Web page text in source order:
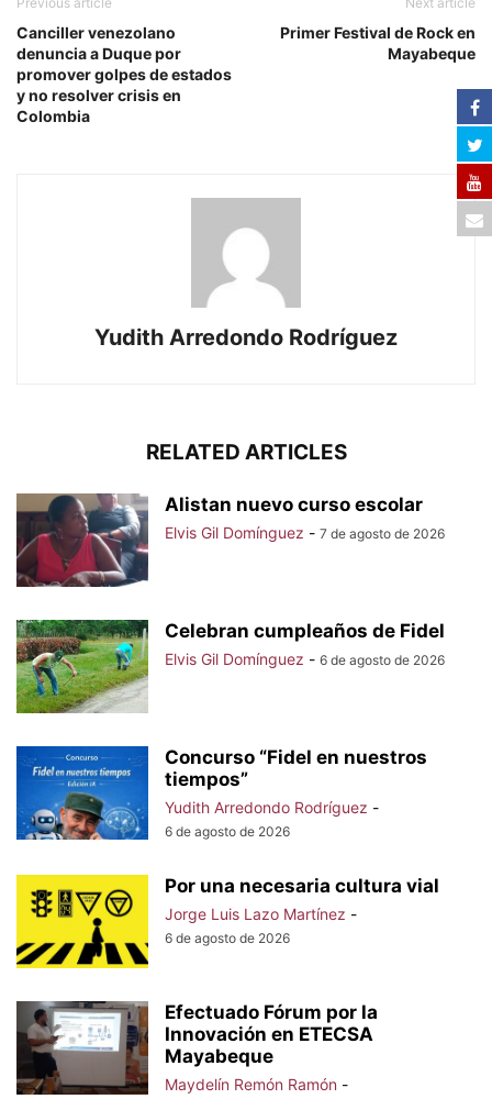
Canciller venezolano
denuncia a Duque por
promover golpes de estados
y no resolver crisis en
Colombia
Primer Festival de Rock en
Mayabeque
Yudith Arredondo Rodríguez
RELATED ARTICLES
Alistan nuevo curso escolar
Elvis Gil Domínguez - 7 de agosto de 2026
Celebran cumpleaños de Fidel
Elvis Gil Domínguez - 6 de agosto de 2026
Concurso “Fidel en nuestros
tiempos”
Yudith Arredondo Rodríguez -
6 de agosto de 2026
Por una necesaria cultura vial
Jorge Luis Lazo Martínez -
6 de agosto de 2026
Efectuado Fórum por la
Innovación en ETECSA
Mayabeque
Maydelín Remón Ramón -